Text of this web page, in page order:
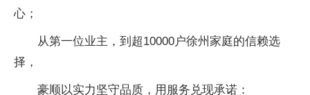
心；
从第一位业主，到超10000户徐州家庭的信赖选
择，
豪顺以实力坚守品质，用服务兑现承诺：